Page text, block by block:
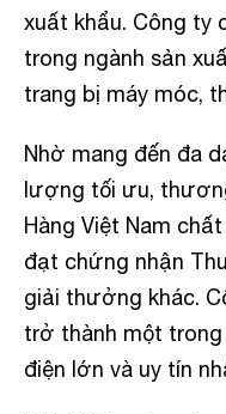
xuất khẩu. Công ty
trong ngành sản
trang bị máy móc,
Nhờ mang đến đa
lượng tối ưu,
Hàng Việt Nam
đạt chứng nhận
giải thưởng khác.
trở thành một
điện lớn và uy tín